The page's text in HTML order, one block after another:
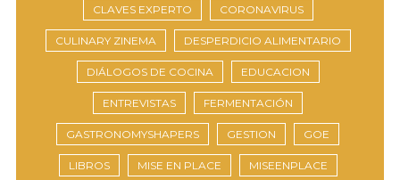
CLAVES EXPERTO CORONAVIRUS
CULINARY ZINEMA DESPERDICIO ALIMENTARIO
DIÁLOGOS DE COCINA EDUCACION
ENTREVISTAS FERMENTACIÓN
GASTRONOMYSHAPERS GESTION GOE
LIBROS MISE EN PLACE MISEENPLACE